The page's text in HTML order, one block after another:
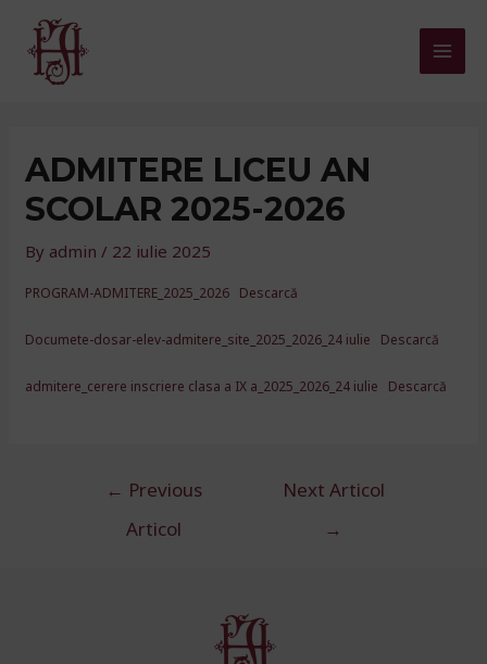
content
Main
ADMITERE LICEU AN
SCOLAR 2025-2026
By admin / 22 iulie 2025
PROGRAM-ADMITERE_2025_2026 Descarcă
Documete-dosar-elev-admitere_site_2025_2026_24 iulie Descarcă
admitere_cerere inscriere clasa a IX a_2025_2026_24 iulie Descarcă
Navigare
← Previous
Articol
Next Articol
→